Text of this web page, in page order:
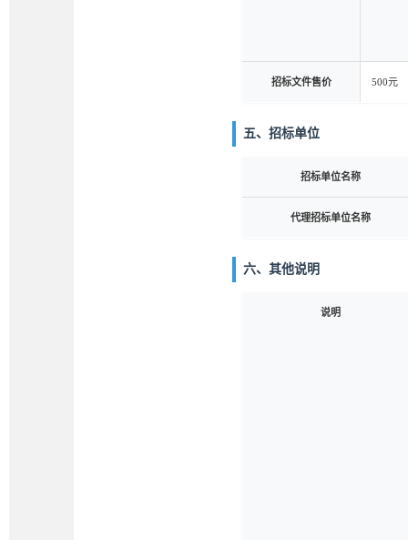
招标文件售价 500元
五、招标单位
招标单位名称
代理招标单位名称
六、其他说明
说明